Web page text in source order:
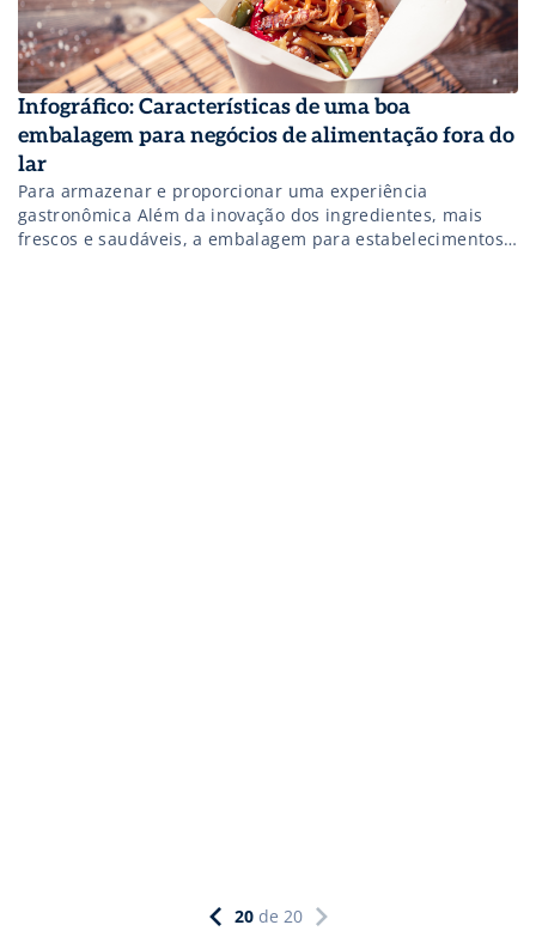
Infográfico: Características de uma boa
embalagem para negócios de alimentação fora do
lar
Para armazenar e proporcionar uma experiência
gastronômica Além da inovação dos ingredientes, mais
frescos e saudáveis, a embalagem para estabelecimentos
20 de 20